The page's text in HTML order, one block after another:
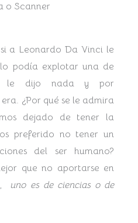
o Scanner
a Leonardo Da Vinci le
podía explotar una de
le dijo nada y por
¿Por qué se le admira
dejado de tener la
preferido no tener un
del ser humano?
que no aportarse en
uno es de ciencias o de